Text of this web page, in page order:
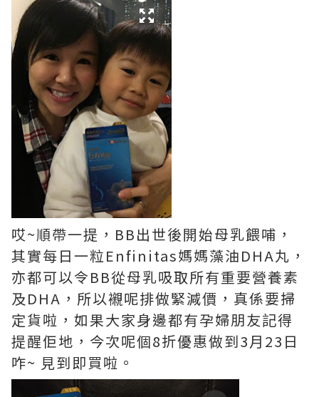
哎~順帶一提，BB出世後開始母乳餵哺，
其實每日一粒Enfinitas媽媽藻油DHA丸，
亦都可以令BB從母乳吸取所有重要營養素
及DHA，所以襯呢排做緊減價，真係要掃
定貨啦，如果大家身邊都有孕婦朋友記得
提醒佢地，今次呢個8折優惠做到3月23日
咋~ 見到即買啦。